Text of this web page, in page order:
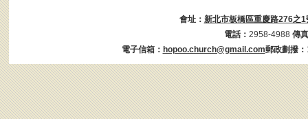
會址： 新北市板橋區重慶路276之1
電話： 2958-4988 傳
電子信箱： hopoo.church@gmail.com郵政劃撥：